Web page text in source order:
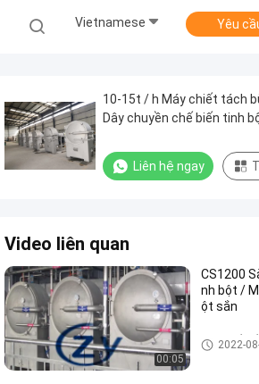
Vietnamese Yêu
10-15t / h Máy chiết tách
Dây chuyền chế biến tinh
Liên hệ ngay
Video liên quan
00:05
CS1200
nh bột /
ột sắn
Máy chế
2022-